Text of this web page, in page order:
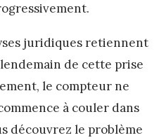
juridiques retiennent
de cette prise
le compteur ne
à couler dans
découvrez le problème